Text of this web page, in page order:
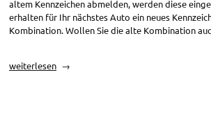
altem Kennzeichen abmelden, werden diese
erhalten für Ihr nächstes Auto ein neues
Kombination. Wollen Sie die alte Kombination
„Kfz
weiterlesen